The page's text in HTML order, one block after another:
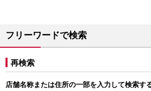
フリーワードで検索
再検索
店舗名称または住所の一部を入力して検索す